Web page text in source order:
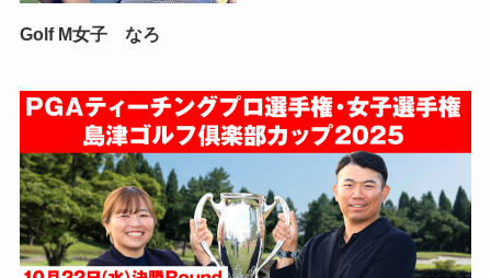
Golf M女子 なろ